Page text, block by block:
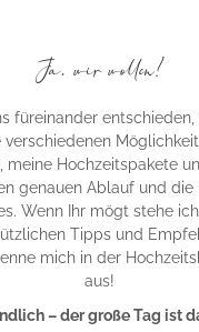
Ja, wir wollen!
füreinander
verschiedenen
meine Hochzeitspakete
genauen Ablauf und die
Wenn Ihr mögt stehe
Tipps und
mich in der
aus!
– der große Tag ist